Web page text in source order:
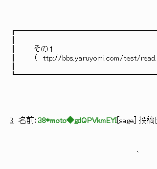
′ Ｙ⌒ヽ
i { 、＼
|777ﾊ __ ﾍ
┃
┃ その
┃ （ ttp://
┃ }///
∨/ﾊ.
Ⅳ/
3 名前： 38*moto◆gdQPVkmEYI sage ] 投稿
｀
｀ ヽ
丶 ´(ﾒ